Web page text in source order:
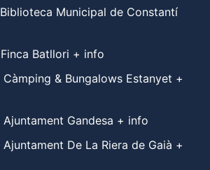
Biblioteca Municipal de Constantí
Finca Batllori + info
Càmping & Bungalows Estanyet +
Ajuntament Gandesa + info
Ajuntament De La Riera de Gaià +